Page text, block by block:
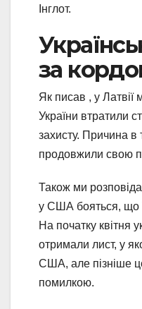
Інглот.
за
Як писав , у
України втратили
захисту. Причина
продовжили свою
Також ми
у США бояться, що
На початку квітня
отримали лист, у
США, але пізніше
помилкою.